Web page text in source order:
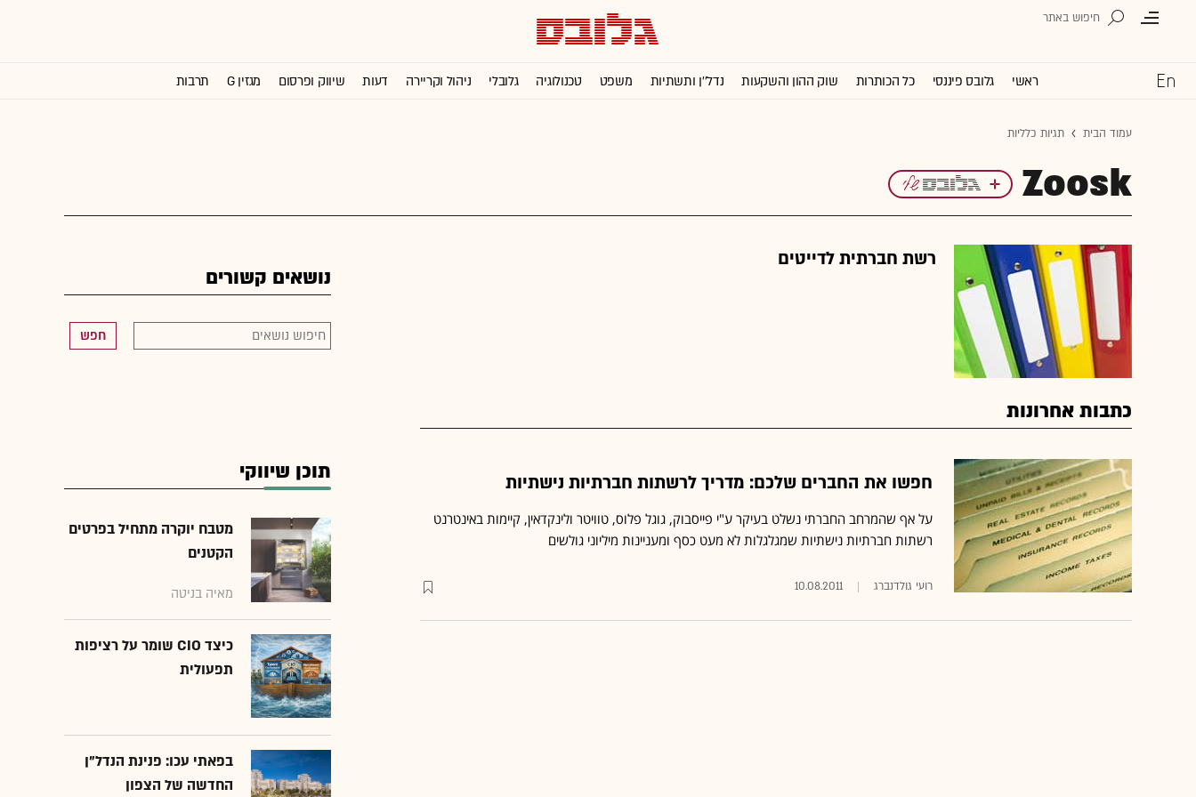
ראשי גלובס פיננסי כל הכותרות שוק ההון והשקעות נדל''ן ותשתיות משפט טכנולוגיה גלובלי ניהול וקריירה דעות שיווק ופרסום מגזין G תרבות
עמוד הבית תגיות כלליות
Zoosk
רשת חברתית לדייטים
כתבות אחרונות
חפשו את החברים שלכם: מדריך לרשתות חברתיות נישתיות
על אף שהמרחב החברתי נשלט בעיקר ע"י פייסבוק, גוגל פלוס, טוויטר ולינקדאין, קיימות באינטרנט
רשתות חברתיות נישתיות שמגלגלות לא מעט כסף ומעניינות מיליוני גולשים
רועי גולדנברג 10.08.2011
נושאים קשורים
חפש
תוכן שיווקי
מטבח יוקרה מתחיל בפרטים
הקטנים
מאיה בניטה
כיצד CIO שומר על רציפות
תפעולית
בפאתי עכו: פנינת הנדל"ן
החדשה של הצפון